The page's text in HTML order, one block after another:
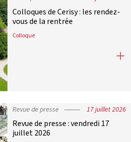
Colloques de Cerisy : les rendez-
vous de la rentrée
Colloque
Colloques de Cerisy : les rendez-
Revue de presse 17 juillet 2026
Revue de presse : vendredi 17
juillet 2026